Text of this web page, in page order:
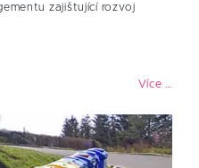
zajištující rozvoj
Více …